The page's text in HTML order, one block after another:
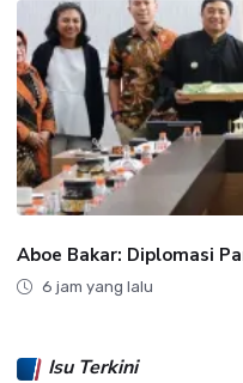
Aboe Bakar: Diplomasi
6 jam yang lalu
Isu Terkini